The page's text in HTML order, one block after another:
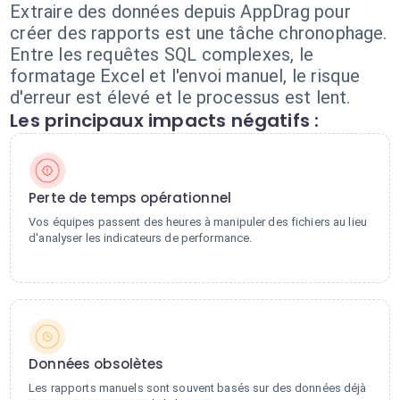
Extraire des données depuis AppDrag pour
créer des rapports est une tâche chronophage.
Entre les requêtes SQL complexes, le
formatage Excel et l'envoi manuel, le risque
d'erreur est élevé et le processus est lent.
Les principaux impacts négatifs :
Perte de temps opérationnel
Vos équipes passent des heures à manipuler des fichiers au lieu
d'analyser les indicateurs de performance.
Données obsolètes
Les rapports manuels sont souvent basés sur des données déjà